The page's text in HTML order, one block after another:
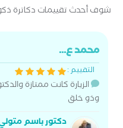
شوف أحدث تقييمات دكاترة
محمد ع...
التقييم :
الزيارة كانت ممتازة
وذو خلق
دكتور باسم